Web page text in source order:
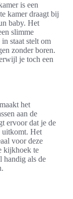
is een
kamer draagt bij
baby. Het
slimme
staat stelt om
zonder boren.
je toch een
het
aan de
ervoor dat je de
uitkomt. Het
voor deze
kijkhoek te
handig als de